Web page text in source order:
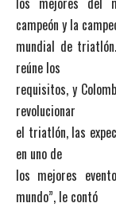
campeón y la
mundial de
reúne los
requisitos, y
revolucionar
el triatlón, las
en uno de
los mejores
mundo”, le contó